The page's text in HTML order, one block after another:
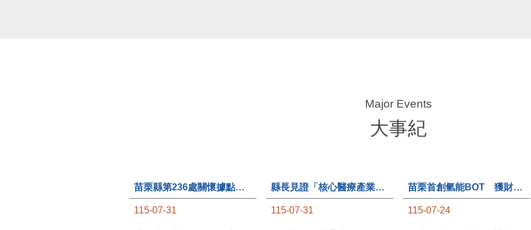
大事紀
苗栗縣第236處關懷據點在苗栗市維祥里揭牌
115-07-31
縣長見證「核心醫療產業推動園區」產學合作簽約儀式
115-07-31
苗栗首創氫能BOT 獲財政部「突破之翼」肯定
115-07-24